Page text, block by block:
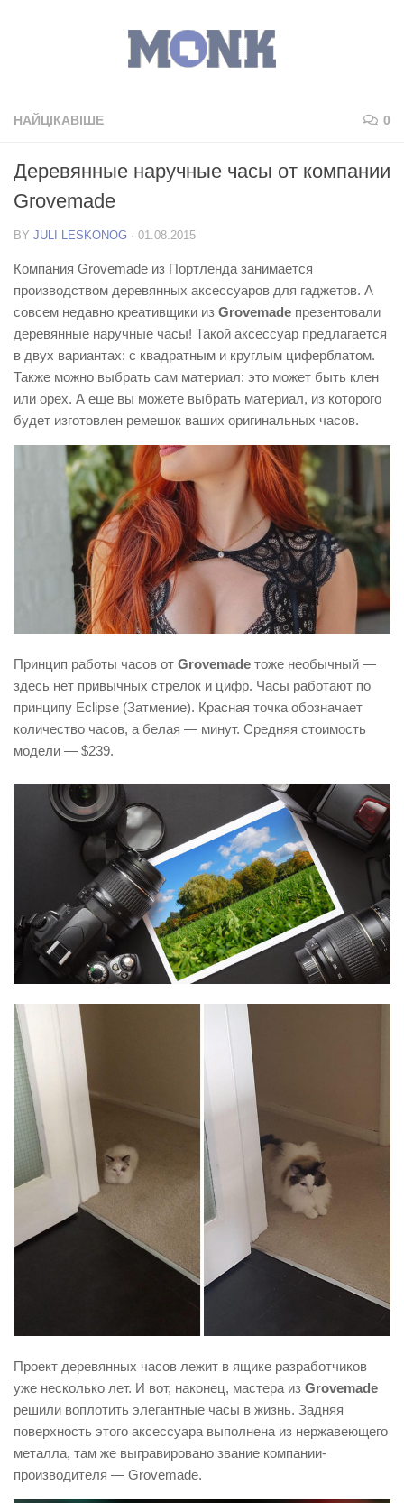
НАЙЦІКАВІШЕ 0
Деревянные наручные часы от компании
Grovemade
BY JULI LESKONOG · 01.08.2015
Компания Grovemade из Портленда занимается
производством деревянных аксессуаров для гаджетов. А
совсем недавно креативщики из Grovemade презентовали
деревянные наручные часы! Такой аксессуар предлагается
в двух вариантах: с квадратным и круглым циферблатом.
Также можно выбрать сам материал: это может быть клен
или орех. А еще вы можете выбрать материал, из которого
будет изготовлен ремешок ваших оригинальных часов.
Принцип работы часов от Grovemade тоже необычный —
здесь нет привычных стрелок и цифр. Часы работают по
принципу Eclipse (Затмение). Красная точка обозначает
количество часов, а белая — минут. Средняя стоимость
модели — $239.
Проект деревянных часов лежит в ящике разработчиков
уже несколько лет. И вот, наконец, мастера из Grovemade
решили воплотить элегантные часы в жизнь. Задняя
поверхность этого аксессуара выполнена из нержавеющего
металла, там же выгравировано звание компании-
производителя — Grovemade.